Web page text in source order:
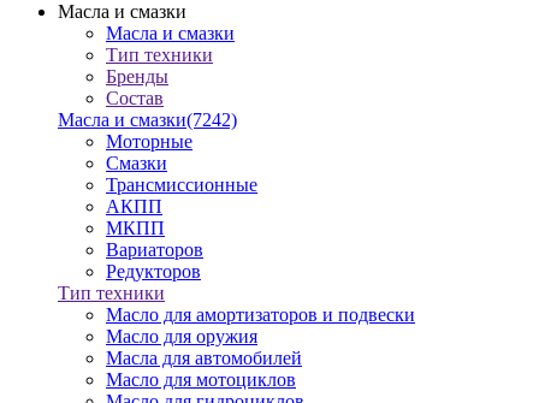
Масла и смазки
Масла и смазки
Тип техники
Бренды
Состав
Масла и смазки(7242)
Моторные
Смазки
Трансмиссионные
АКПП
МКПП
Вариаторов
Редукторов
Тип техники
Масло для амортизаторов и подвески
Масло для оружия
Масла для автомобилей
Масло для мотоциклов